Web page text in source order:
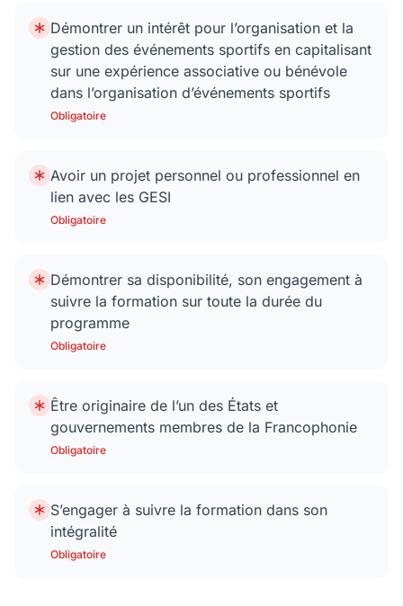
Démontrer un intérêt pour l’organisation et la
gestion des événements sportifs en capitalisant
sur une expérience associative ou bénévole
dans l’organisation d’événements sportifs
Obligatoire
Avoir un projet personnel ou professionnel en
lien avec les GESI
Obligatoire
Démontrer sa disponibilité, son engagement à
suivre la formation sur toute la durée du
programme
Obligatoire
Être originaire de l’un des États et
gouvernements membres de la Francophonie
Obligatoire
S’engager à suivre la formation dans son
intégralité
Obligatoire